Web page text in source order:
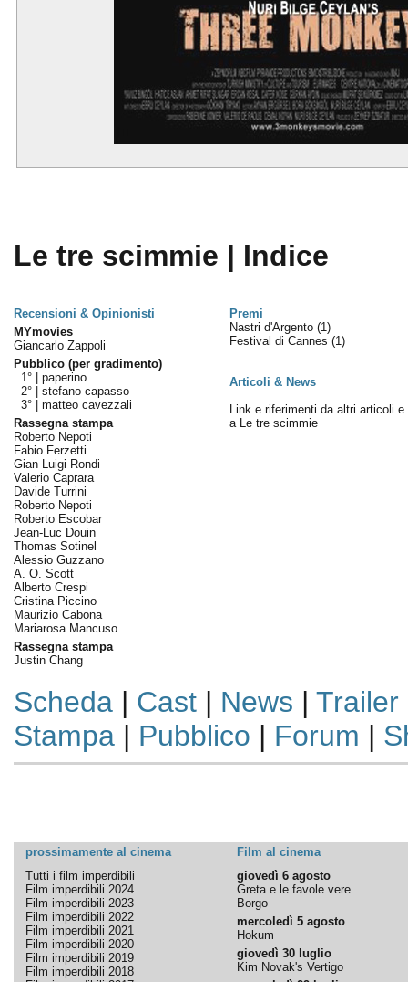
Le tre scimmie | Indice
Recensioni & Opinionisti
Premi
MYmovies
Giancarlo Zappoli
Pubblico (per gradimento)
1° | paperino
2° | stefano capasso
3° | matteo cavezzali
Rassegna stampa
Roberto Nepoti
Fabio Ferzetti
Gian Luigi Rondi
Valerio Caprara
Davide Turrini
Roberto Nepoti
Roberto Escobar
Jean-Luc Douin
Thomas Sotinel
Alessio Guzzano
A. O. Scott
Alberto Crespi
Cristina Piccino
Maurizio Cabona
Mariarosa Mancuso
Rassegna stampa
Justin Chang
Nastri d'Argento (1)
Festival di Cannes (1)
Articoli & News
Link e riferimenti da altri articoli e
a Le tre scimmie
Scheda| Cast| News | Trailer
Stampa| Pubblico | Forum |
prossimamente al cinema
Film al cinema
Tutti i film imperdibili
Film imperdibili 2024
Film imperdibili 2023
Film imperdibili 2022
Film imperdibili 2021
Film imperdibili 2020
Film imperdibili 2019
Film imperdibili 2018
giovedì 6 agosto
Greta e le favole vere
Borgo
mercoledì 5 agosto
Hokum
giovedì 30 luglio
Kim Novak's Vertigo